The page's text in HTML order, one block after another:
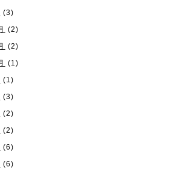
(3)
(2)
(2)
(1)
(1)
(3)
(2)
(2)
(6)
(6)